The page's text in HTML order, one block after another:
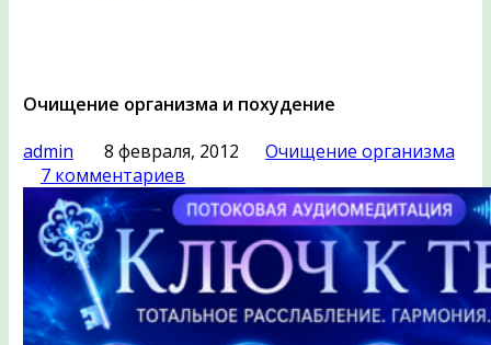
Очищение организма и похудение
admin
8 февраля, 2012
Очищение организма
7 комментариев